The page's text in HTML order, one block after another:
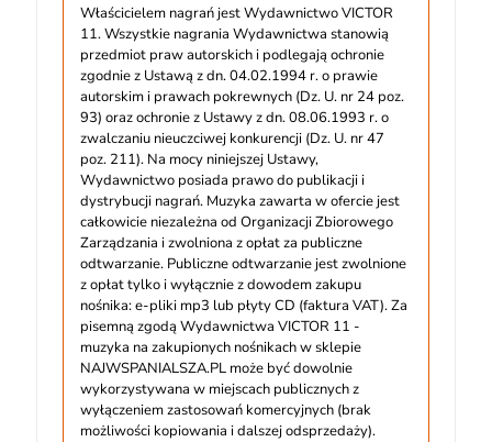
Właścicielem nagrań jest Wydawnictwo VICTOR
11. Wszystkie nagrania Wydawnictwa stanowią
przedmiot praw autorskich i podlegają ochronie
zgodnie z Ustawą z dn. 04.02.1994 r. o prawie
autorskim i prawach pokrewnych (Dz. U. nr 24 poz.
93) oraz ochronie z Ustawy z dn. 08.06.1993 r. o
zwalczaniu nieuczciwej konkurencji (Dz. U. nr 47
poz. 211). Na mocy niniejszej Ustawy,
Wydawnictwo posiada prawo do publikacji i
dystrybucji nagrań. Muzyka zawarta w ofercie jest
całkowicie niezależna od Organizacji Zbiorowego
Zarządzania i zwolniona z opłat za publiczne
odtwarzanie. Publiczne odtwarzanie jest zwolnione
z opłat tylko i wyłącznie z dowodem zakupu
nośnika: e-pliki mp3 lub płyty CD (faktura VAT). Za
pisemną zgodą Wydawnictwa VICTOR 11 -
muzyka na zakupionych nośnikach w sklepie
NAJWSPANIALSZA.PL może być dowolnie
wykorzystywana w miejscach publicznych z
wyłączeniem zastosowań komercyjnych (brak
możliwości kopiowania i dalszej odsprzedaży).